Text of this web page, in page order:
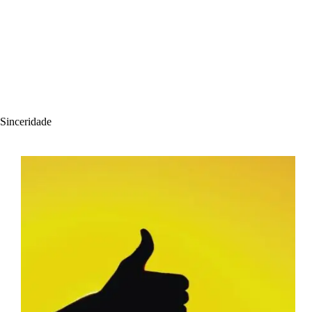
Sinceridade